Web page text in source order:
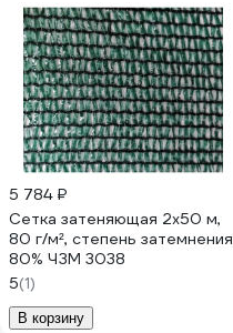
5 784 ₽
Сетка затеняющая 2x50 м,
80 г/м², степень затемнения
80% ЧЗМ 3038
5(1)
В корзину